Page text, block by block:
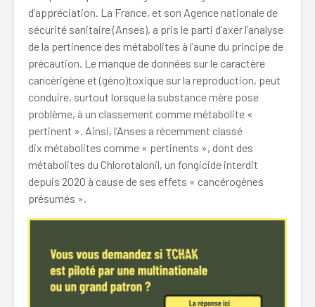
d’appréciation. La France, et son Agence nationale de
sécurité sanitaire (Anses), a pris le parti d’axer l’analyse
de la pertinence des métabolites à l’aune du principe de
précaution. Le manque de données sur le caractère
cancérigène et (géno)toxique sur la reproduction, peut
conduire, surtout lorsque la substance mère pose
problème, à un classement comme métabolite «
pertinent ». Ainsi, l’Anses a récemment classé
dix métabolites comme « pertinents », dont des
métabolites du Chlorotalonil, un fongicide interdit
depuis 2020 à cause de ses effets « cancérogènes
présumés ».